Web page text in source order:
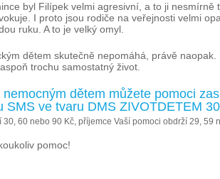
byl Filípek velmi agresivní, a to ji
I proto jsou rodiče na veřejnosti velmi
ruku. A to je velký omyl.
dětem skutečně nepomáhá, právě
trochu samostatný život.
dětem můžete pomoci
SMS ve tvaru DMS ZIVOTDETEM
60 nebo 90 Kč, příjemce Vaší pomoci obdrží 29, 59
pomoc!